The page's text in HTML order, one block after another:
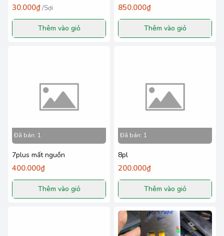
30.000₫/Sợi
Thêm vào giỏ
850.000₫
Thêm vào giỏ
Đã bán: 1
7plus mất nguồn
400.000₫
Thêm vào giỏ
Đã bán: 1
8pl
200.000₫
Thêm vào giỏ